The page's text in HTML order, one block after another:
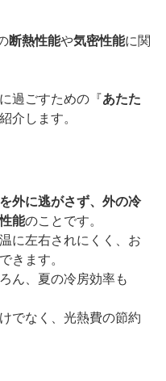
断熱性能や気密性能に関
過ごすための『あたた
介します。
外に逃がさず、外の冷
能のことです。
に左右されにくく、お
きます。
ん、夏の冷房効率も
でなく、光熱費の節約